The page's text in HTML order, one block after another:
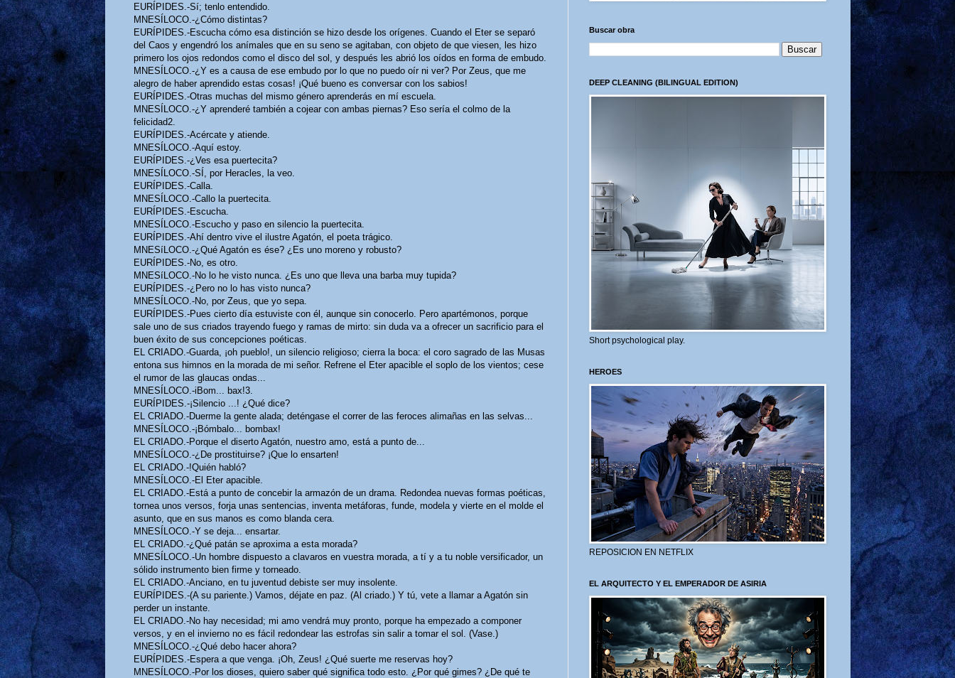
EURÍPIDES.-Sí; tenlo entendido.
MNESÍLOCO.-¿Cómo distintas?
EURÍPIDES.-Escucha cómo esa distinción se hizo desde los orígenes. Cuando el Eter se separó
del Caos y engendró los anímales que en su seno se agitaban, con objeto de que viesen, les hizo
primero los ojos redondos como el disco del sol, y después les abrió los oídos en forma de embudo.
MNESÍLOCO.-¿Y es a causa de ese embudo por lo que no puedo oír ni ver? Por Zeus, que me
alegro de haber aprendido estas cosas! ¡Qué bueno es conversar con los sabios!
EURÍPIDES.-Otras muchas del mismo género aprenderás en mí escuela.
MNESÍLOCO.-¿Y aprenderé también a cojear con ambas piernas? Eso sería el colmo de la
felicidad2.
EURÍPIDES.-Acércate y atiende.
MNESÍLOCO.-Aquí estoy.
EURÍPIDES.-¿Ves esa puertecita?
MNESÍLOCO.-SÍ, por Heracles, la veo.
EURÍPIDES.-Calla.
MNESÍLOCO.-Callo la puertecita.
EURÍPIDES.-Escucha.
MNESÍLOCO.-Escucho y paso en silencio la puertecita.
EURÍPIDES.-Ahí dentro vive el ilustre Agatón, el poeta trágico.
MNESíLOCO.-¿Qué Agatón es ése? ¿Es uno moreno y robusto?
EURÍPIDES.-No, es otro.
MNESíLOCO.-No lo he visto nunca. ¿Es uno que lleva una barba muy tupida?
EURÍPIDES.-¿Pero no lo has visto nunca?
MNESÍLOCO.-No, por Zeus, que yo sepa.
EURÍPIDES.-Pues cierto día estuviste con él, aunque sin conocerlo. Pero apartémonos, porque
sale uno de sus criados trayendo fuego y ramas de mirto: sin duda va a ofrecer un sacrificio para el
buen éxito de sus concepciones poéticas.
EL CRIADO.-Guarda, ¡oh pueblo!, un silencio religioso; cierra la boca: el coro sagrado de las Musas
entona sus himnos en la morada de mi señor. Refrene el Eter apacible el soplo de los vientos; cese
el rumor de las glaucas ondas...
MNESÍLOCO.-iBom... bax!3.
EURÍPIDES.-¡Silencio ...! ¿Qué dice?
EL CRIADO.-Duerme la gente alada; deténgase el correr de las feroces alimañas en las selvas...
MNESÍLOCO.-¡Bómbalo... bombax!
EL CRIADO.-Porque el diserto Agatón, nuestro amo, está a punto de...
MNESÍLOCO.-¿De prostituirse? ¡Que lo ensarten!
EL CRIADO.-!Quién habló?
MNESÍLOCO.-El Eter apacible.
EL CRIADO.-Está a punto de concebir la armazón de un drama. Redondea nuevas formas poéticas,
tornea unos versos, forja unas sentencias, inventa metáforas, funde, modela y vierte en el molde el
asunto, que en sus manos es como blanda cera.
MNESÍLOCO.-Y se deja... ensartar.
EL CRIADO.-¿Qué patán se aproxima a esta morada?
MNESÍLOCO.-Un hombre dispuesto a clavaros en vuestra morada, a tí y a tu noble versificador, un
sólido instrumento bien firme y torneado.
EL CRIADO.-Anciano, en tu juventud debiste ser muy insolente.
EURÍPIDES.-(A su pariente.) Vamos, déjate en paz. (Al criado.) Y tú, vete a llamar a Agatón sin
perder un instante.
EL CRIADO.-No hay necesidad; mi amo vendrá muy pronto, porque ha empezado a componer
versos, y en el invierno no es fácil redondear las estrofas sin salir a tomar el sol. (Vase.)
MNESÍLOCO.-¿Qué debo hacer ahora?
EURÍPIDES.-Espera a que venga. ¡Oh, Zeus! ¿Qué suerte me reservas hoy?
MNESÍLOCO.-Por los dioses, quiero saber qué significa todo esto. ¿Por qué gimes? ¿De qué te
Buscar obra
DEEP CLEANING (BILINGUAL EDITION)
Short psychological play.
HEROES
REPOSICION EN NETFLIX
EL ARQUITECTO Y EL EMPERADOR DE ASIRIA